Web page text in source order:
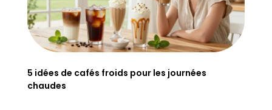
5 idées de cafés froids pour les journées
chaudes